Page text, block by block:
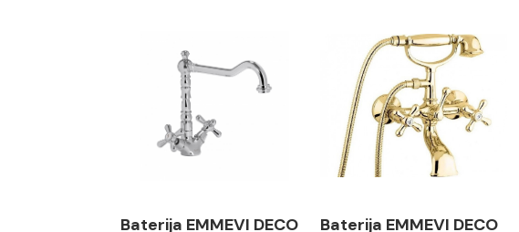
Baterija EMMEVI DECO
Baterija EMMEVI DECO